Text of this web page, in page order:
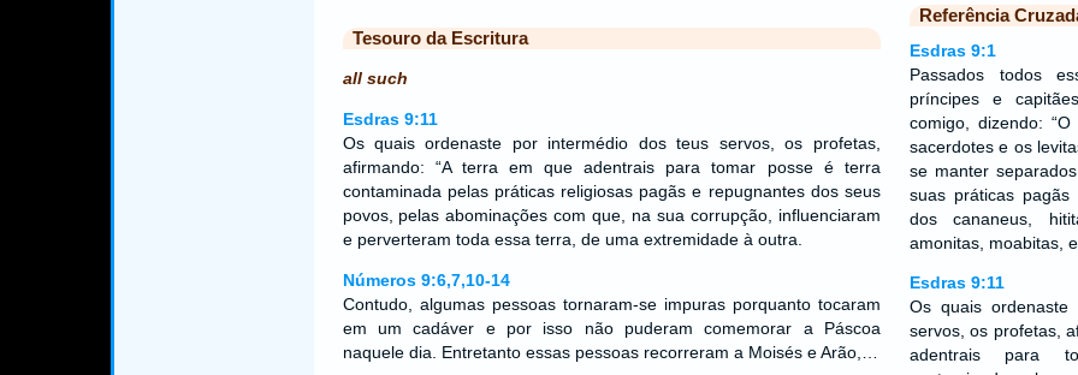
Tesouro da Escritura
all such
Esdras 9:11
Os quais ordenaste por intermédio dos teus servos, os profetas,
afirmando: “A terra em que adentrais para tomar posse é terra
contaminada pelas práticas religiosas pagãs e repugnantes dos seus
povos, pelas abominações com que, na sua corrupção, influenciaram
e perverteram toda essa terra, de uma extremidade à outra.
Números 9:6,7,10-14
Contudo, algumas pessoas tornaram-se impuras porquanto tocaram
em um cadáver e por isso não puderam comemorar a Páscoa
naquele dia. Entretanto essas pessoas recorreram a Moisés e Arão,…
Referência
Esdras 9:1
Passados todos
príncipes e
comigo, dizendo:
sacerdotes e os
se manter
suas práticas
dos cananeus,
amonitas, moabitas,
Esdras 9:11
Os quais
servos, os profetas,
adentrais para